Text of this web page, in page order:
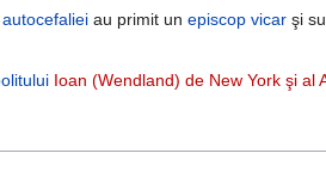
autocefaliei au primit un episcop vicar şi
Ioan (Wendland) de New York şi al